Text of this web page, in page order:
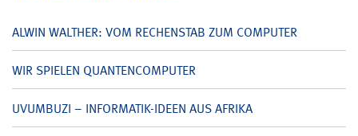
ALWIN WALTHER: VOM RECHENSTAB ZUM COMPUTER
WIR SPIELEN QUANTENCOMPUTER
UVUMBUZI – INFORMATIK-IDEEN AUS AFRIKA